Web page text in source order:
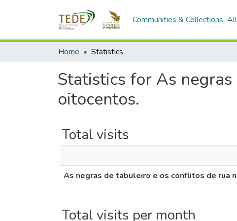
Communities & Collections
Home Statistics
Statistics for As
oitocentos.
Total visits
As negras de tabuleiro e os conflitos de rua
Total visits per month